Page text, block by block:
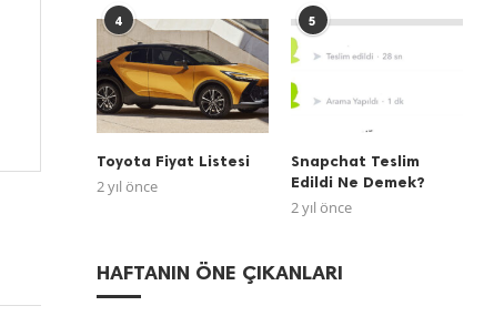
4
Toyota Fiyat Listesi
2 yıl önce
5
Snapchat Teslim
Edildi Ne Demek?
2 yıl önce
HAFTANIN ÖNE ÇIKANLARI